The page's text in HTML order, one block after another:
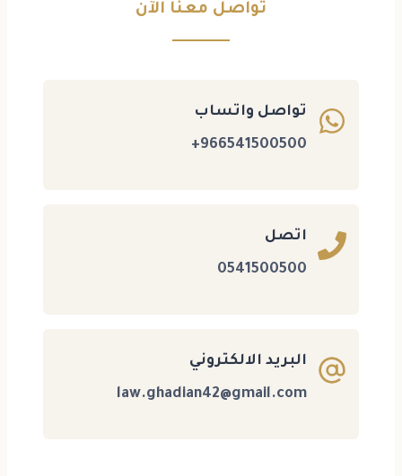
تواصل معنا الآن
تواصل واتساب
966541500500+
اتصل
0541500500
البريد الالكتروني
law.ghadian42@gmail.com